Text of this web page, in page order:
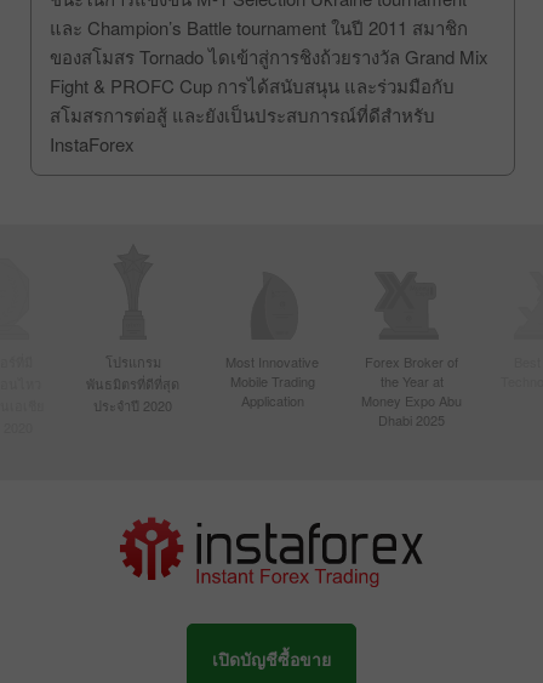
และ Champion’s Battle tournament ในปี 2011 สมาชิก
ของสโมสร Tornado ไดเข้าสู่การชิงถ้วยรางวัล Grand Mix
Fight & PROFC Cup การได้สนับสนุน และร่วมมือกับ
สโมสรการต่อสู้ และยังเป็นประสบการณ์ที่ดีสำหรับ
InstaForex
โปรแกรม
พันธมิตรที่ดีที่สุด
ประจำปี 2020
Most Innovative
Mobile Trading
Application
Forex Broker of
the Year at
Money Expo Abu
Dhabi 2025
เปิดบัญชีซื้อขาย